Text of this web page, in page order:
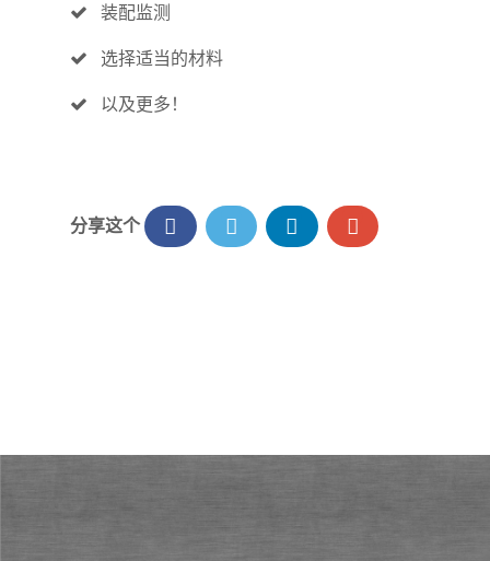
装配监测
选择适当的材料
以及更多！
分享这个